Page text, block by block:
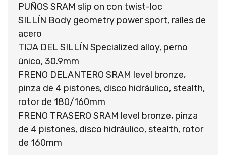
PUÑOS SRAM slip on con twist-loc
SILLÍN Body geometry power sport, raíles de
acero
TIJA DEL SILLÍN Specialized alloy, perno
único, 30.9mm
FRENO DELANTERO SRAM level bronze,
pinza de 4 pistones, disco hidráulico, stealth,
rotor de 180/160mm
FRENO TRASERO SRAM level bronze, pinza
de 4 pistones, disco hidráulico, stealth, rotor
de 160mm